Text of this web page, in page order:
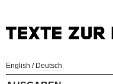
English / Deutsch